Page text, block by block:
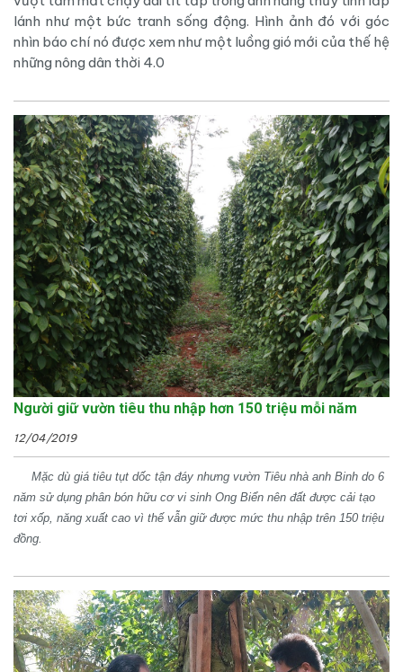
lánh như một bức tranh sống động. Hình ảnh đó với góc
nhìn báo chí nó được xem như một luồng gió mới của thế hệ
những nông dân thời 4.0
Người giữ vườn tiêu thu nhập hơn 150 triệu mỗi năm
12/04/2019
Mặc dù giá tiêu tụt dốc tận đáy nhưng vườn Tiêu nhà anh Binh do 6
năm sử dụng phân bón hữu cơ vi sinh Ong Biển nên đất được cải tạo
tơi xốp, năng xuất cao vì thế vẫn giữ được mức thu nhập trên 150 triệu
đồng.